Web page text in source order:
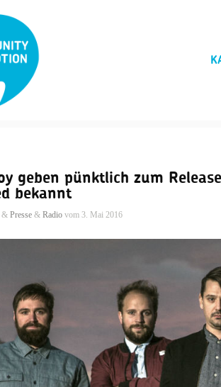
geben pünktlich zum
bekannt
& Presse & Radio vom 3. Mai 2016